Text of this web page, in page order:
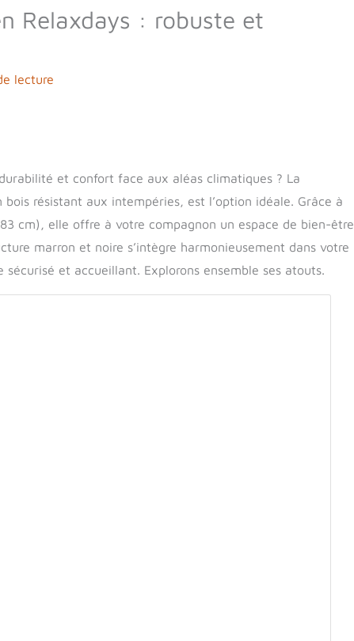
Relaxdays : robuste et
lecture
et confort face aux aléas climatiques ? La
résistant aux intempéries, est l’option idéale. Grâce à
cm), elle offre à votre compagnon un espace de bien-être
marron et noire s’intègre harmonieusement dans votre
et accueillant. Explorons ensemble ses atouts.